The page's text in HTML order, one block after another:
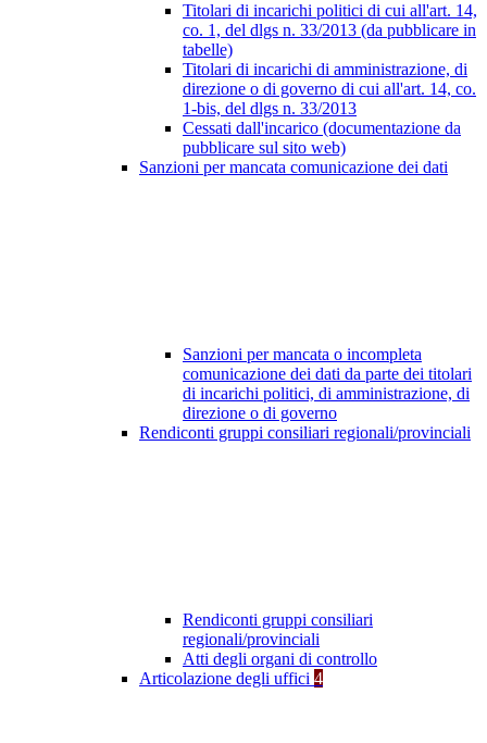
Titolari di incarichi politici di cui all'art. 14,
co. 1, del dlgs n. 33/2013 (da pubblicare in
tabelle)
Titolari di incarichi di amministrazione, di
direzione o di governo di cui all'art. 14, co.
1-bis, del dlgs n. 33/2013
Cessati dall'incarico (documentazione da
pubblicare sul sito web)
Sanzioni per mancata comunicazione dei dati
Sanzioni per mancata o incompleta
comunicazione dei dati da parte dei titolari
di incarichi politici, di amministrazione, di
direzione o di governo
Rendiconti gruppi consiliari regionali/provinciali
Rendiconti gruppi consiliari
regionali/provinciali
Atti degli organi di controllo
Articolazione degli uffici 4